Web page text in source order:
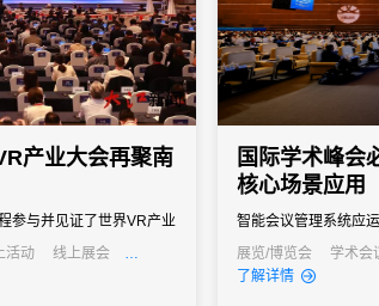
产业大会再聚南
参与并见证了世界VR产业
会展服务能力与创新技
力的保障，推动会务运营
活动
线上展会
国际学术峰会
核心场景应用
智能会议管理系统应
成为国际学术峰会不
展览/博览会 学术会
发布会
培训会
了解详情